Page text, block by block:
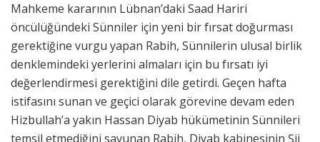
Mahkeme kararının Lübnan’daki Saad Hariri
öncülüğündeki Sünniler için yeni bir fırsat doğurması
gerektiğine vurgu yapan Rabih, Sünnilerin ulusal birlik
denklemindeki yerlerini almaları için bu fırsatı iyi
değerlendirmesi gerektiğini dile getirdi. Geçen hafta
istifasını sunan ve geçici olarak görevine devam eden
Hizbullah’a yakın Hassan Diyab hükümetinin Sünnileri
temsil etmediğini savunan Rabih, Diyab kabinesinin Şii